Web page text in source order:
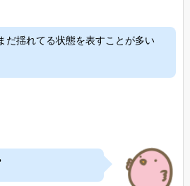
だ揺れてる状態を表すことが多い